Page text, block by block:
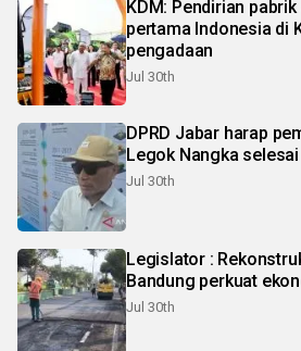
KDM: Pendirian
pertama Indonesia di
pengadaan
Jul 30th
DPRD Jabar harap
Legok Nangka
Jul 30th
Legislator : Rekonstruksi Jalan Soreang-
Bandung perkuat
Jul 30th